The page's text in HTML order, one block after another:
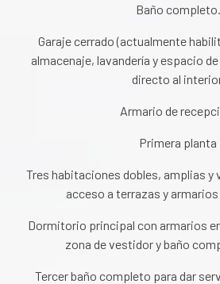
Baño completo.
Garaje cerrado (actualmente
almacenaje, lavandería y espacio
directo al
Armario de
Primera planta
Tres habitaciones dobles, amplias y
acceso a terrazas y
Dormitorio principal con armarios
zona de vestidor y baño
Tercer baño completo para dar